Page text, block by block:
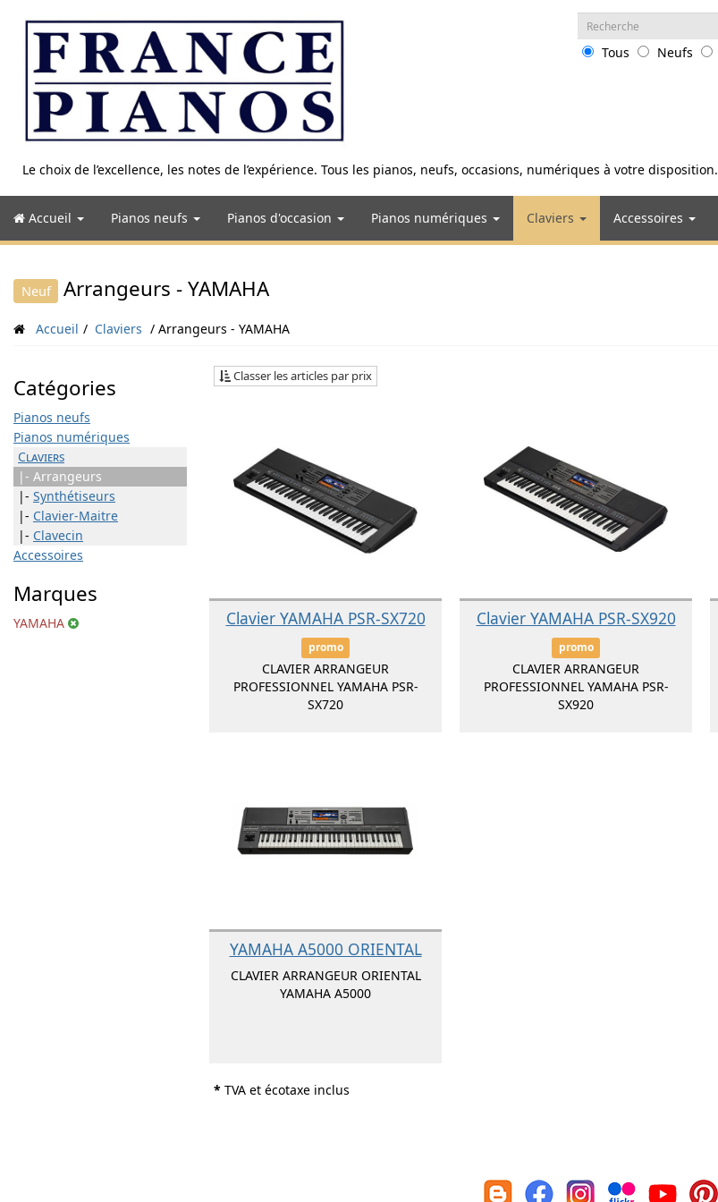
contenu
Le choix de l’excellence, les notes de l’expérience. Tous les pianos, neufs, occasions, numériques à votre disposition.
Recherche
:
Tous
Neufs
Accueil Pianos neufs Pianos d'occasion Pianos numériques Claviers Accessoires
Neuf Arrangeurs - YAMAHA
Accueil Claviers Arrangeurs - YAMAHA
Catégories
Pianos neufs
Pianos numériques
Claviers
|- Arrangeurs
|- Synthétiseurs
|- Clavier-Maitre
|- Clavecin
Accessoires
Marques
YAMAHA
Classer les articles par prix
Clavier YAMAHA PSR-SX720
promo
CLAVIER ARRANGEUR
PROFESSIONNEL YAMAHA PSR-
SX720
Clavier YAMAHA PSR-SX920
promo
CLAVIER ARRANGEUR
PROFESSIONNEL YAMAHA PSR-
SX920
YAMAHA A5000 ORIENTAL
CLAVIER ARRANGEUR ORIENTAL
YAMAHA A5000
* TVA et écotaxe inclus